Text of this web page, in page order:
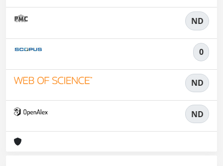
ND
0
ND
ND